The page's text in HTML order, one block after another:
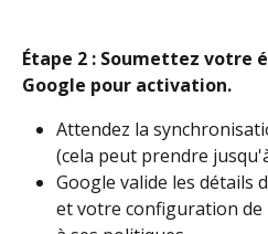
Étape 2 : Soumettez votre
Google pour activation.
Attendez la
(cela peut prendre
Google valide les détails
et votre configuration